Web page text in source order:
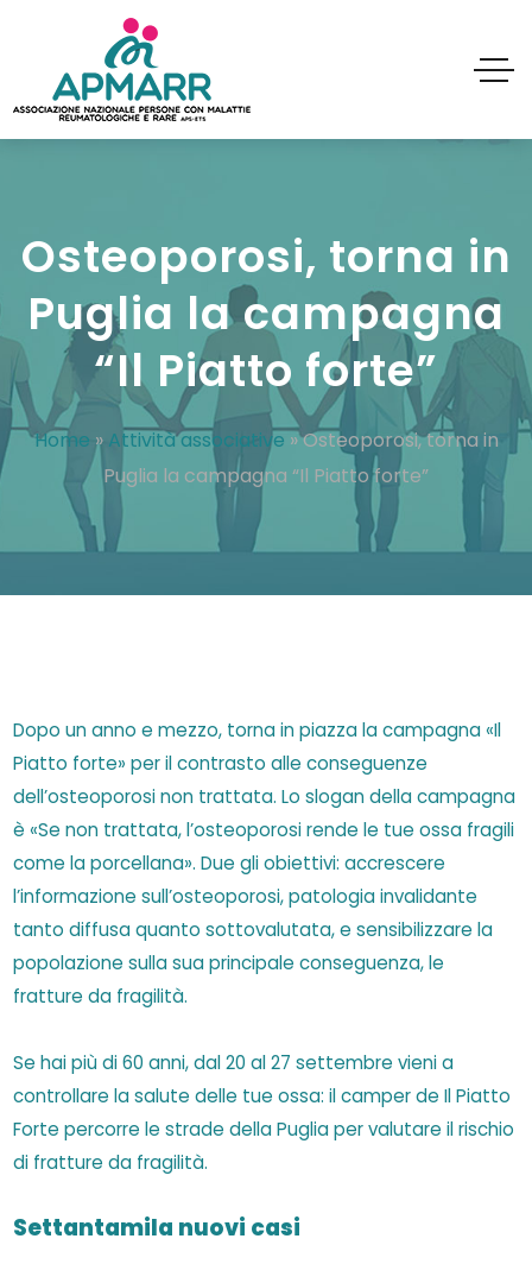
Osteoporosi, torna in
Puglia la campagna
“Il Piatto forte”
Home » Attività associative»Osteoporosi, torna in
Puglia la campagna “Il Piatto forte”
Dopo un anno e mezzo, torna in piazza la campagna «Il
Piatto forte» per il contrasto alle conseguenze
dell’osteoporosi non trattata. Lo slogan della campagna
è «Se non trattata, l’osteoporosi rende le tue ossa fragili
come la porcellana». Due gli obiettivi: accrescere
l’informazione sull’osteoporosi, patologia invalidante
tanto diffusa quanto sottovalutata, e sensibilizzare la
popolazione sulla sua principale conseguenza, le
fratture da fragilità.
Se hai più di 60 anni, dal 20 al 27 settembre vieni a
controllare la salute delle tue ossa: il camper de Il Piatto
Forte percorre le strade della Puglia per valutare il rischio
di fratture da fragilità.
Settantamila nuovi casi